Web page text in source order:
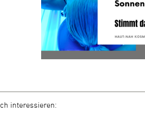
interessieren: